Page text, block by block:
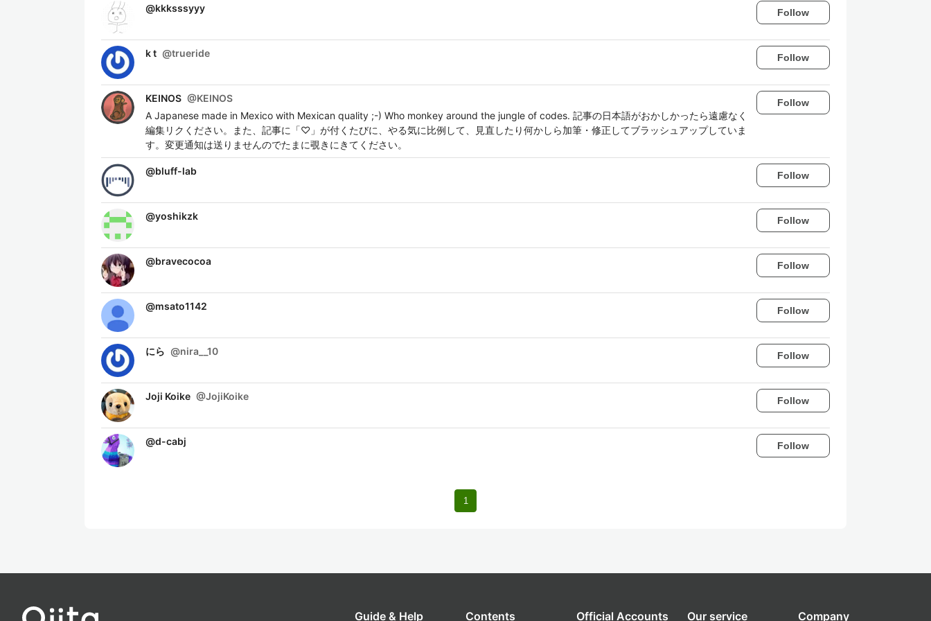
@kkksssyyy Follow
k t @trueride Follow
KEINOS @KEINOS
A Japanese made in Mexico with Mexican quality ;-) Who monkey around the jungle of codes. 記事の日本語がおかしかったら遠慮なく
編集リクください。また、記事に「♡」が付くたびに、やる気に比例して、見直したり何かしら加筆・修正してブラッシュアップしていま
す。変更通知は送りませんのでたまに覗きにきてください。
Follow
@bluff-lab Follow
@yoshikzk Follow
@bravecocoa Follow
@msato1142 Follow
にら @nira__10 Follow
Joji Koike @JojiKoike Follow
@d-cabj Follow
1
Guide & Help Contents Official Accounts Our service Company